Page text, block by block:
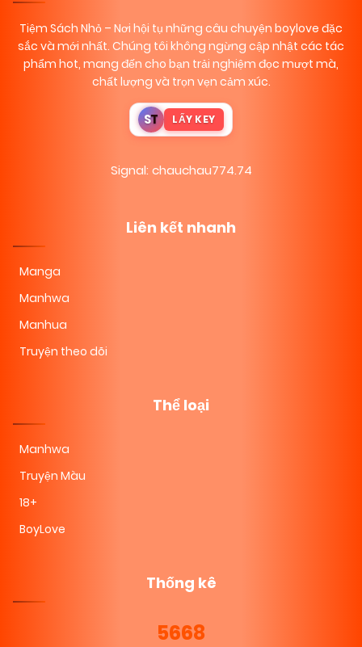
Tiệm Sách Nhỏ – Nơi hội tụ những câu chuyện boylove đặc
sắc và mới nhất. Chúng tôi không ngừng cập nhật các tác
phẩm hot, mang đến cho bạn trải nghiệm đọc mượt mà,
chất lượng và trọn vẹn cảm xúc.
ST LẤY KEY
Signal: chauchau774.74
Liên kết nhanh
Manga
Manhwa
Manhua
Truyện theo dõi
Thể loại
Manhwa
Truyện Màu
18+
BoyLove
Thống kê
5668